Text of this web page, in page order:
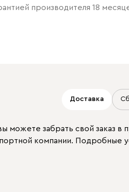
производителя 18
Доставка
забрать свой заказ в
компании. Подробные